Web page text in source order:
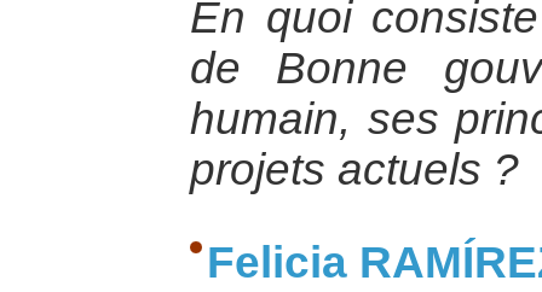
En quoi
de Bonne
humain, ses
projets actuels ?
Felicia